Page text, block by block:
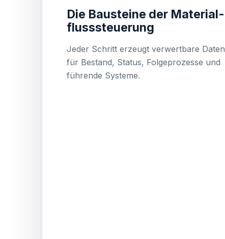
Die Bausteine der Material­
fluss­steuerung
Jeder Schritt erzeugt verwertbare Daten
für Bestand, Status, Folgeprozesse und
führende Systeme.